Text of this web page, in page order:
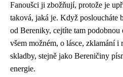
Fanoušci ji zbožňují, protože je
taková, jaká je. Když posloucháte
od Bereniky, cejtíte tam
všem možném, o lásce, zklamání
skladby, stejně jako Bereničiny
energie.